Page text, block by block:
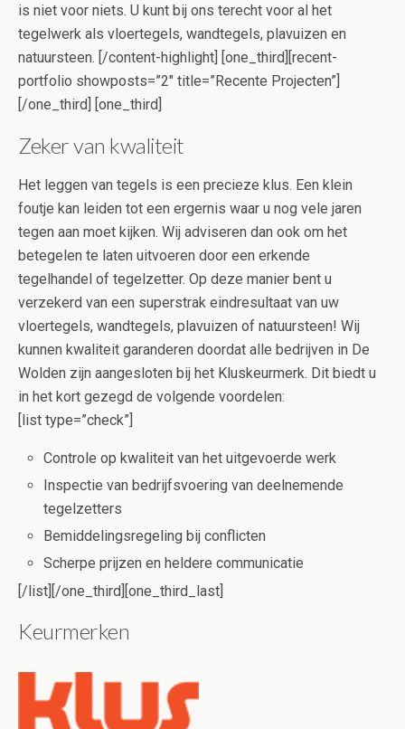
is niet voor niets. U kunt bij ons terecht voor al het
tegelwerk als vloertegels, wandtegels, plavuizen en
natuursteen. [/content-highlight] [one_third][recent-
portfolio showposts=”2″ title=”Recente Projecten”]
[/one_third] [one_third]
Zeker van kwaliteit
Het leggen van tegels is een precieze klus. Een klein
foutje kan leiden tot een ergernis waar u nog vele jaren
tegen aan moet kijken. Wij adviseren dan ook om het
betegelen te laten uitvoeren door een erkende
tegelhandel of tegelzetter. Op deze manier bent u
verzekerd van een superstrak eindresultaat van uw
vloertegels, wandtegels, plavuizen of natuursteen! Wij
kunnen kwaliteit garanderen doordat alle bedrijven in De
Wolden zijn aangesloten bij het Kluskeurmerk. Dit biedt u
in het kort gezegd de volgende voordelen:
[list type=”check”]
Controle op kwaliteit van het uitgevoerde werk
Inspectie van bedrijfsvoering van deelnemende
tegelzetters
Bemiddelingsregeling bij conflicten
Scherpe prijzen en heldere communicatie
[/list][/one_third][one_third_last]
Keurmerken